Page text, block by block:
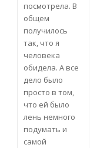
посмотрела. В
общем
получилось
так, что я
человека
обидела. А все
дело было
просто в том,
что ей было
лень немного
подумать и
самой